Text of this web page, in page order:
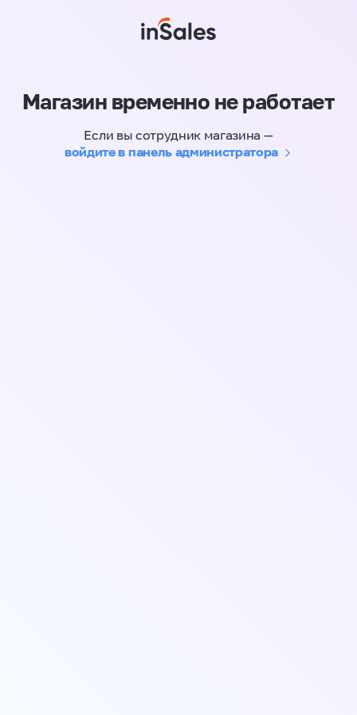
Магазин временно не работает
Если вы сотрудник магазина —
войдите в панель администратора